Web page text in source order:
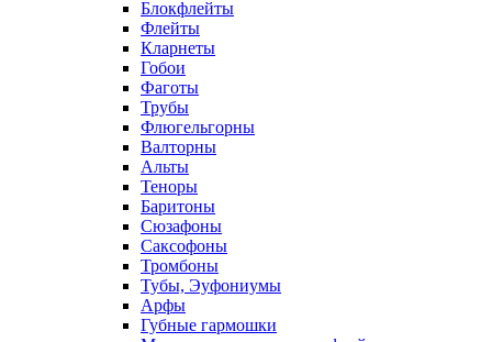
Блокфлейты
Флейты
Кларнеты
Гобои
Фаготы
Трубы
Флюгельгорны
Валторны
Альты
Теноры
Баритоны
Сюзафоны
Саксофоны
Тромбоны
Тубы, Эуфониумы
Арфы
Губные гармошки